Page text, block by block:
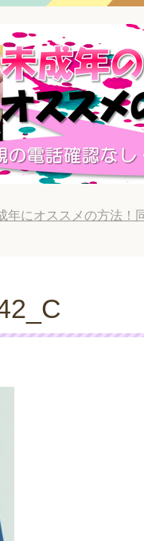
年にオススメの方法！